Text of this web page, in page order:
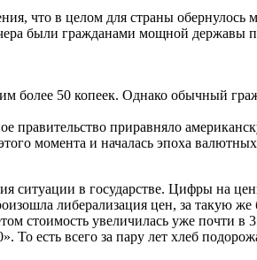
что в целом для страны
были гражданами мощной
более 50 копеек. Однако обычный
правительство приравняло
момента и началась эпоха
в государстве. Цифры на
либерализация цен, за такую
стоимость увеличилась уже почти
То есть всего за пару лет хлеб